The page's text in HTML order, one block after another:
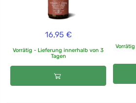
16,95 €
Vorrätig - Lieferung innerhalb von 3
Tagen